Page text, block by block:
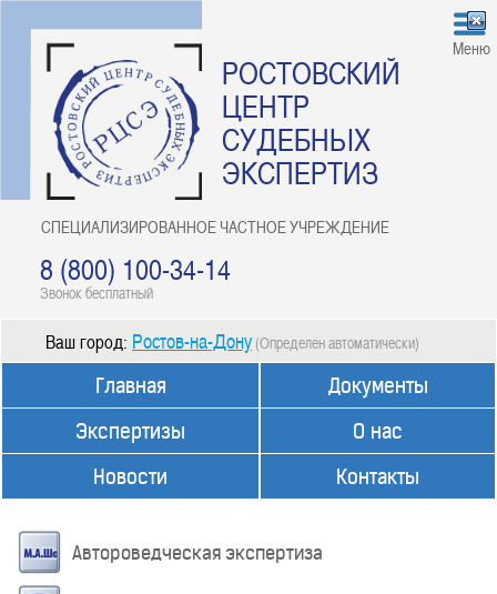
РОСТОВСКИЙ
ЦЕНТР
СУДЕБНЫХ
ЭКСПЕРТИЗ
СПЕЦИАЛИЗИРОВАННОЕ ЧАСТНОЕ УЧРЕЖДЕНИЕ
8 (800) 100-34-14
Звонок бесплатный
Меню
Ваш город: Ростов-на-Дону (Определен автоматически)
Главная
Экспертизы
Новости
Документы
О нас
Контакты
Автороведческая экспертиза